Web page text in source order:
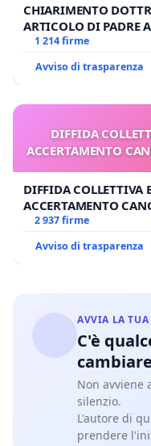
CHIARIMENTO
ARTICOLO DI PADRE
1 214 firme
Avviso di trasparenza
DIFFIDA
ACCERTAMENTO
DIFFIDA COLLETTIVA
ACCERTAMENTO
2 937 firme
Avviso di trasparenza
AVVIA LA
C'è
Non avviene
silenzio.
L'autore di
prendere